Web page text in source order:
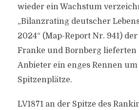
wieder ein Wachstum
„Bilanzrating deutscher
2024“ (Map-Report Nr. 941)
Franke und Bornberg lieferten
Anbieter ein enges Rennen um
Spitzenplätze.
LV1871 an der Spitze des